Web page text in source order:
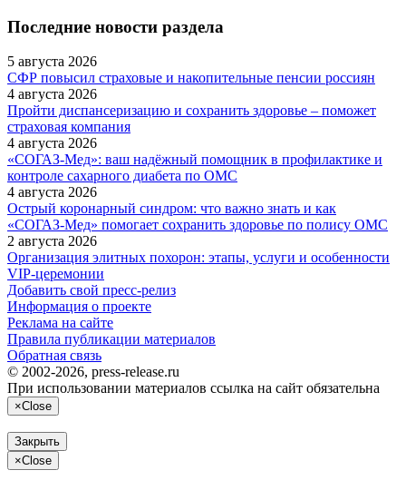
Последние новости раздела
5 августа 2026
СФР повысил страховые и накопительные пенсии россиян
4 августа 2026
Пройти диспансеризацию и сохранить здоровье – поможет
страховая компания
4 августа 2026
«СОГАЗ‑Мед»: ваш надёжный помощник в профилактике и
контроле сахарного диабета по ОМС
4 августа 2026
Острый коронарный синдром: что важно знать и как
«СОГАЗ‑Мед» помогает сохранить здоровье по полису ОМС
2 августа 2026
Организация элитных похорон: этапы, услуги и особенности
VIP-церемонии
Добавить свой пресс-релиз
Информация о проекте
Реклама на сайте
Правила публикации материалов
Обратная связь
© 2002-2026, press-release.ru
При использовании материалов ссылка на сайт обязательна
×Close
Закрыть
×Close